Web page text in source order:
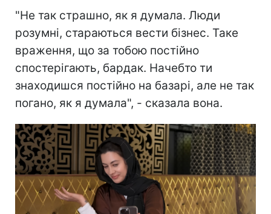
"Не так страшно, як я думала. Люди
розумні, стараються вести бізнес. Таке
враження, що за тобою постійно
спостерігають, бардак. Начебто ти
знаходишся постійно на базарі, але не так
погано, як я думала", - сказала вона.